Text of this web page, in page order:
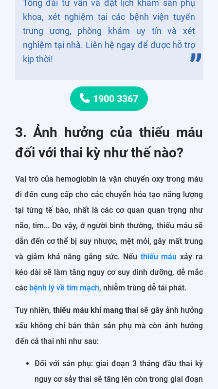
Tổng đài tư vấn và đặt lịch khám sản phụ
khoa, xét nghiệm tại các bệnh viện tuyến
trung ương, phòng khám uy tín và xét
nghiệm tại nhà. Liên hệ ngay để được hỗ trợ
kịp thời!
1900 3367
3. Ảnh hưởng của thiếu máu
đối với thai kỳ như thế nào?
Vai trò của hemoglobin là vận chuyển oxy trong máu
đi đến cung cấp cho các chuyển hóa tạo năng lượng
tại từng tế bào, nhất là các cơ quan quan trọng như
não, tim... Do vậy, ở người bình thường, thiếu máu sẽ
dẫn đến cơ thể bị suy nhược, mệt mỏi, gây mất trung
và giảm khả năng gắng sức. Nếu thiếu máu xảy ra
kéo dài sẽ làm tăng nguy cơ suy dinh dưỡng, dễ mắc
các bệnh lý về tim mạch, nhiễm trùng dễ tái phát.
Tuy nhiên,thiếu máu khi mang thai sẽ gây ảnh hưởng
xấu không chỉ bản thân sản phụ mà còn ảnh hưởng
đến cả thai nhi như sau:
Đối với sản phụ: giai đoạn 3 tháng đầu thai kỳ
nguy cơ sảy thai sẽ tăng lên còn trong giai đoạn